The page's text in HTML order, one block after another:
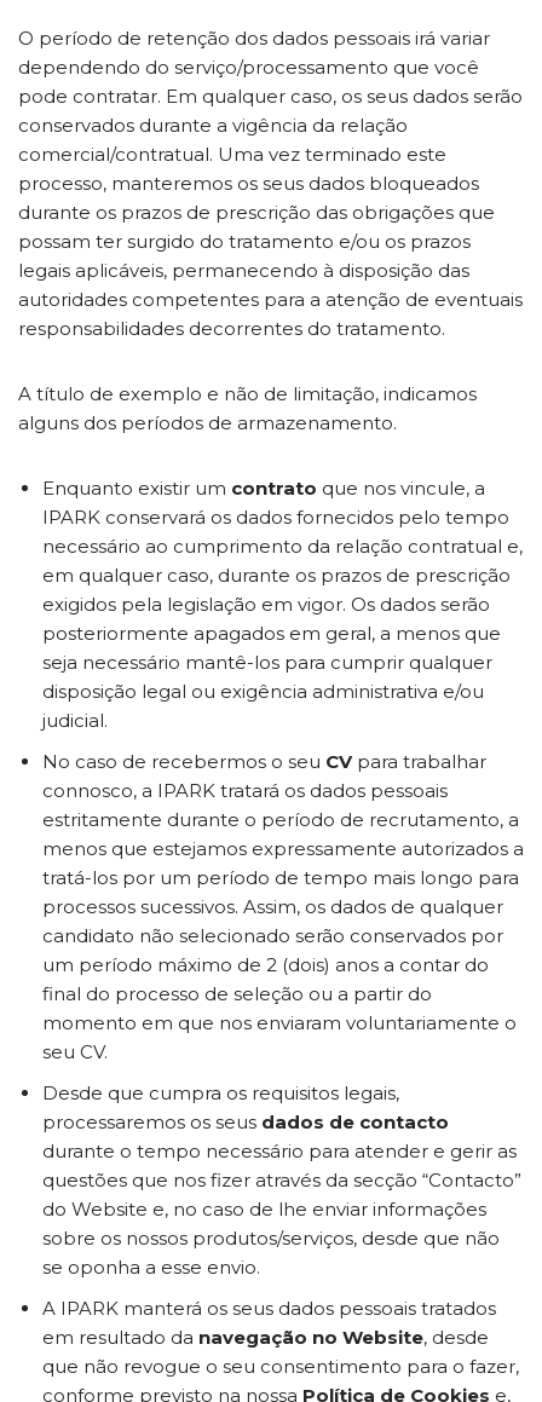
O período de retenção dos dados pessoais irá variar
dependendo do serviço/processamento que você
pode contratar. Em qualquer caso, os seus dados serão
conservados durante a vigência da relação
comercial/contratual. Uma vez terminado este
processo, manteremos os seus dados bloqueados
durante os prazos de prescrição das obrigações que
possam ter surgido do tratamento e/ou os prazos
legais aplicáveis, permanecendo à disposição das
autoridades competentes para a atenção de eventuais
responsabilidades decorrentes do tratamento.
A título de exemplo e não de limitação, indicamos
alguns dos períodos de armazenamento.
Enquanto existir um contrato que nos vincule, a
IPARK conservará os dados fornecidos pelo tempo
necessário ao cumprimento da relação contratual e,
em qualquer caso, durante os prazos de prescrição
exigidos pela legislação em vigor. Os dados serão
posteriormente apagados em geral, a menos que
seja necessário mantê-los para cumprir qualquer
disposição legal ou exigência administrativa e/ou
judicial.
No caso de recebermos o seu CVpara trabalhar
connosco, a IPARK tratará os dados pessoais
estritamente durante o período de recrutamento, a
menos que estejamos expressamente autorizados a
tratá-los por um período de tempo mais longo para
processos sucessivos. Assim, os dados de qualquer
candidato não selecionado serão conservados por
um período máximo de 2 (dois) anos a contar do
final do processo de seleção ou a partir do
momento em que nos enviaram voluntariamente o
seu CV.
Desde que cumpra os requisitos legais,
processaremos os seus dados de contacto
durante o tempo necessário para atender e gerir as
questões que nos fizer através da secção “Contacto”
do Website e, no caso de lhe enviar informações
sobre os nossos produtos/serviços, desde que não
se oponha a esse envio.
A IPARK manterá os seus dados pessoais tratados
em resultado da navegação no Website, desde
que não revogue o seu consentimento para o fazer,
conforme previsto na nossa Política de Cookies e,